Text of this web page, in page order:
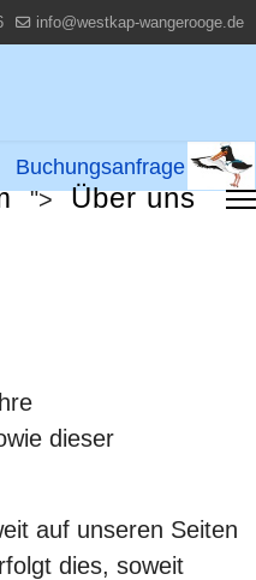
info@westkap-wangerooge.de
"> Über uns
Buchungsanfrage
dieser
auf unseren Seiten
dies, soweit